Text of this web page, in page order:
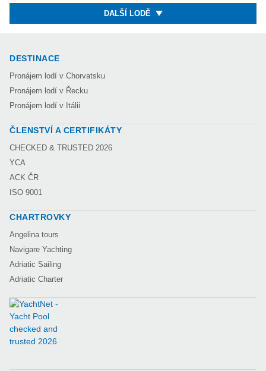
DALŠÍ LODĚ
DESTINACE
Pronájem lodí v Chorvatsku
Pronájem lodí v Řecku
Pronájem lodí v Itálii
ČLENSTVÍ A CERTIFIKÁTY
CHECKED & TRUSTED 2026
YCA
ACK ČR
ISO 9001
CHARTROVKY
Angelina tours
Navigare Yachting
Adriatic Sailing
Adriatic Charter